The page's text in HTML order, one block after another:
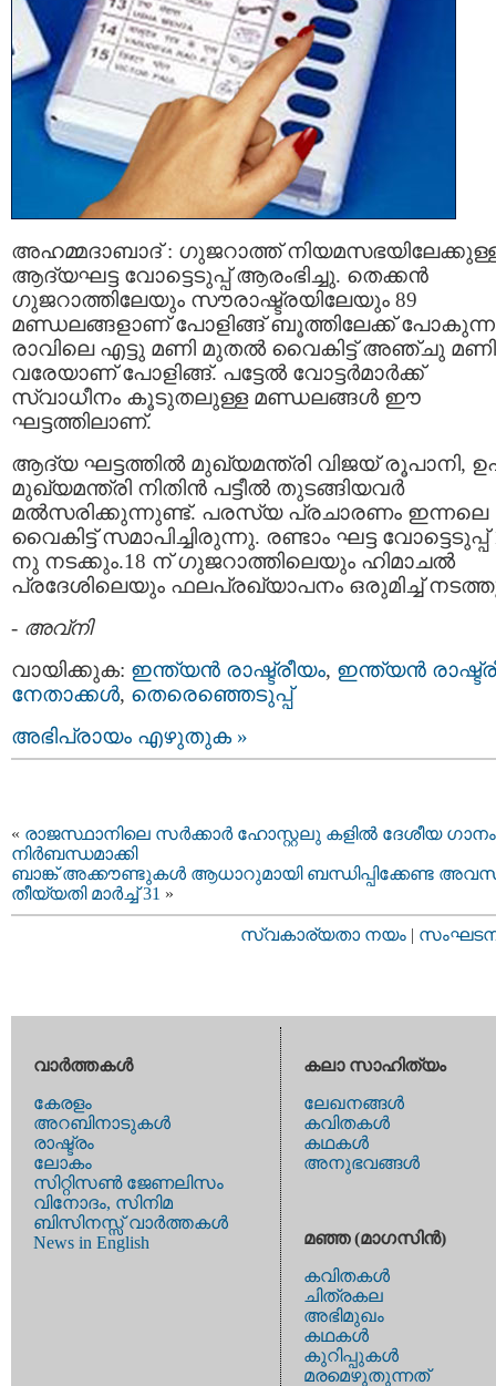
അഹമ്മദാബാദ് : ഗുജറാത്ത്
ആദ്യഘട്ട വോട്ടെടുപ്പ് ആരംഭിച്ചു. തെക്കൻ
ഗുജറാത്തിലേയും സൗരാഷ്ട്രയിലേയും 89
മണ്ഡലങ്ങളാണ് പോളിങ്ങ് ബൂത്തിലേക്ക്
രാവിലെ എട്ടു മണി മുതൽ വൈകിട്ട് അഞ്ചു മണി
വരേയാണ് പോളിങ്ങ്. പട്ടേൽ വോട്ടർമാർക്ക്
സ്വാധീനം കൂടുതലുള്ള മണ്ഡലങ്ങൾ ഈ
ഘട്ടത്തിലാണ്.
ആദ്യ ഘട്ടത്തിൽ മുഖ്യമന്ത്രി വിജയ് രൂപാനി,
മുഖ്യമന്ത്രി നിതിൻ പട്ടീൽ തുടങ്ങിയവർ
മൽസരിക്കുന്നുണ്ട്. പരസ്യ പ്രചാരണം ഇന്നലെ
വൈകിട്ട് സമാപിച്ചിരുന്നു. രണ്ടാം ഘട്ട വോട്ടെടുപ്പ്
നു നടക്കും.18 ന് ഗുജറാത്തിലെയും ഹിമാചൽ
പ്രദേശിലെയും ഫലപ്രഖ്യാപനം ഒരുമിച്ച്
- അവ്നി
വായിക്കുക: ഇന്ത്യന്‍ രാഷ്ട്രീയം, ഇന്ത്യന്‍
നേതാക്കള്‍, തെരെഞ്ഞെടുപ്പ്
അഭിപ്രായം എഴുതുക »
« രാജസ്ഥാനിലെ സര്‍ക്കാര്‍ ഹോസ്റ്റലു കളില്‍ ദേശീയ ഗാനം
നിര്‍ബന്ധമാക്കി
ബാങ്ക് അക്കൗണ്ടുകൾ ആധാറുമായി ബന്ധിപ്പിക്കേണ്ട
തീയ്യതി മാർച്ച് 31 »
സ്വകാര്യതാ നയം |
വാര്‍ത്തകള്‍
കേരളം
അറബിനാടുകള്‍
രാഷ്ട്രം
ലോകം
സിറ്റിസണ്‍ ജേണലിസം
വിനോദം, സിനിമ
ബിസിനസ്സ് വാര്‍ത്തകള്‍
News in English
കലാ സാഹിത്യം
ലേഖനങ്ങള്‍
കവിതകള്‍
കഥകള്‍
അനുഭവങ്ങള്‍
മഞ്ഞ (മാഗസിന്‍)
കവിതകള്‍
ചിത്രകല
അഭിമുഖം
കഥകള്‍
കുറിപ്പുകള്‍
മരമെഴുതുന്നത്